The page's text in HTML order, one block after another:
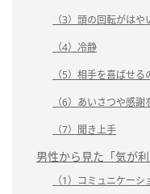
（3）頭の回転がはや
（4）冷静
（5）相手を喜ばせる
（6）あいさつや感謝
（7）聞き上手
男性から見た「気が
（1）コミュニケー